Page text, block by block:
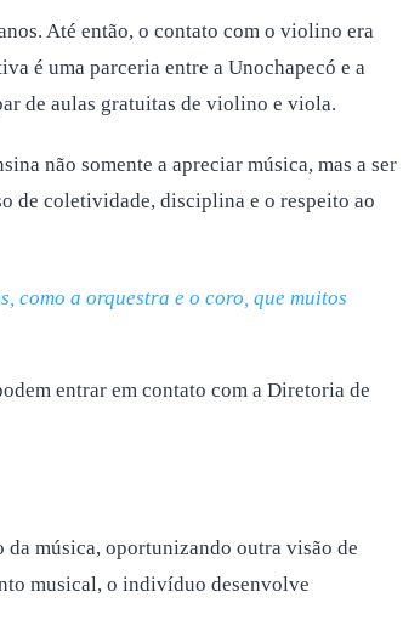
Até então, o contato com o violino era
é uma parceria entre a Unochapecó e a
de aulas gratuitas de violino e viola.
não somente a apreciar música, mas a ser
de coletividade, disciplina e o respeito ao
como a orquestra e o coro, que muitos
entrar em contato com a Diretoria de
música, oportunizando outra visão de
musical, o indivíduo desenvolve